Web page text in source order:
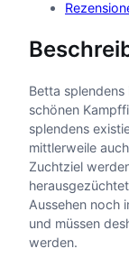
Betta
schönen
splendens
mittlerweile
Zuchtziel
Aussehen noch
und müssen
werden.